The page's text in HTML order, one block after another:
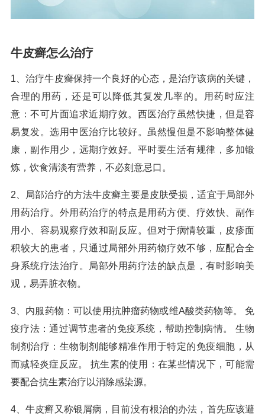
牛皮癣怎么治疗
1、治疗牛皮癣保持一个良好的心态，是治疗该病的关键，
合理的用药，还是可以降低其复发几率的。用药时应注
意：不可片面追求近期疗效。西医治疗虽然快捷，但是容
易复发。选用中医治疗比较好。虽然慢但是不影响整体健
康，副作用少，远期疗效好。平时要生活有规律，多加锻
炼，饮食清淡有营养，不必刻意忌口。
2、局部治疗的方法牛皮癣主要是皮肤受损，适宜于局部外
用药治疗。外用药治疗的特点是用药方便、疗效快、副作
用小、容易观察疗效和副反应。但对于病情较重，皮疹面
积较大的患者，只通过局部外用药物疗效不够，应配合全
身系统疗法治疗。局部外用药疗法的缺点是，有时影响美
观，易弄脏衣物。
3、内服药物：可以使用抗肿瘤药物或维A酸类药物等。 免
疫疗法：通过调节患者的免疫系统，帮助控制病情。 生物
制剂治疗：生物制剂能够精准作用于特定的免疫细胞，从
而减轻炎症反应。 抗生素的使用：在某些情况下，可能需
要配合抗生素治疗以消除感染源。
4、牛皮癣又称银屑病，目前没有根治的办法，首先应该避